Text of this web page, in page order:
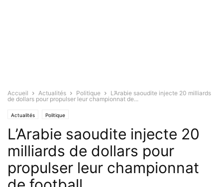
Accueil Actualités Politique
L’Arabie saoudite injecte 20 milliards
de dollars pour propulser leur championnat de...
Actualités Politique
L’Arabie saoudite injecte 20
milliards de dollars pour
propulser leur championnat